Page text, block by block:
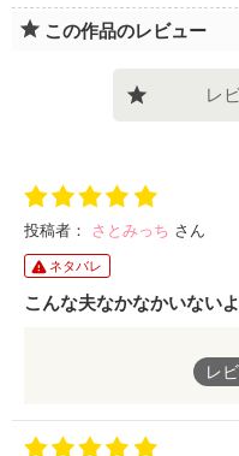
この作品のレビュー
レ
投稿者： さとみっち さん
ネタバレ
こんな夫なかなかいない
妻の不満を全て吐き出させ
よね～読んでて羨ましくな
レ